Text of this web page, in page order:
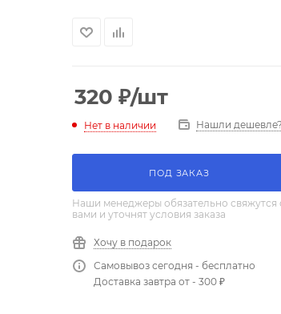
320 ₽/шт
Нет в наличии Нашли дешевле?
ПОД ЗАКАЗ
Наши менеджеры обязательно свяжутся
вами и уточнят условия заказа
Хочу в подарок
Самовывоз сегодня - бесплатно
Доставка завтра от - 300 ₽